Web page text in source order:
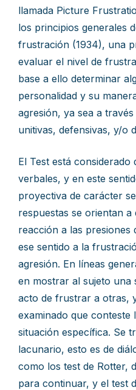
llamada Picture
los principios generales
frustración (1934), una
evaluar el nivel de
base a ello determinar
personalidad y su
agresión, ya sea a
unitivas, defensivas, y/o
El Test está
verbales, y en este
proyectiva de carácter
respuestas se orientan
reacción a las presiones
ese sentido a la
agresión. En líneas
en mostrar al sujeto una
acto de frustrar a otras,
examinado que conteste
situación específica. Se
lacunario, esto es de
como los test de Rotter,
para continuar, y el test